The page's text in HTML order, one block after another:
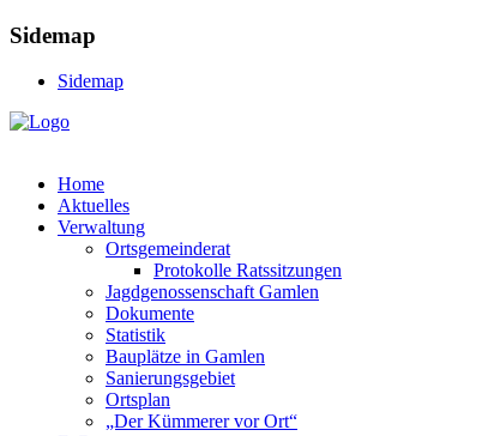
Sidemap
Sidemap
Home
Aktuelles
Verwaltung
Ortsgemeinderat
Protokolle Ratssitzungen
Jagdgenossenschaft Gamlen
Dokumente
Statistik
Bauplätze in Gamlen
Sanierungsgebiet
Ortsplan
„Der Kümmerer vor Ort“